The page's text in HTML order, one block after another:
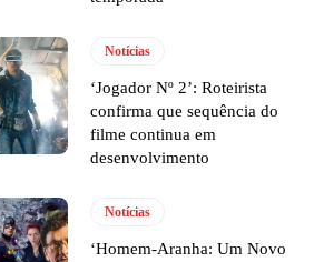
Notícias
‘Jogador Nº 2’: Roteirista
confirma que sequência do
filme continua em
desenvolvimento
Notícias
‘Homem-Aranha: Um Novo